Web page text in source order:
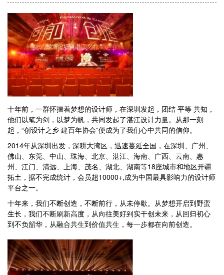
十年前，一群怀揣着梦想的设计师，在深圳发起，团结 平等 共知，
他们以笔为剑，以梦为帆，共同发起了湛江设计力量。从那一刻
起，“创设计之乡 建百年协会”便成为了我们心中共同的信仰。
2014年从深圳出发，深耕大湾区，迅速蔓延全国，在深圳、广州、
佛山、东莞、中山、珠海、北京、湛江、海南、广西、云南、惠
州、江门、清远、上海、茂名、湖北、湖南等18座城市和地区开疆
拓土，据不完成统计，会员超10000+,成为中国最具影响力的设计师
平台之一。
十年来，我们不断创造，不断前行，从未停歇。从梦想开启到野蛮
生长，我们不断刷新高度，从向往美好到实干创未来，从回归初心
到不负韶华，从融合共生到价值共生，每一步都在向前创造。